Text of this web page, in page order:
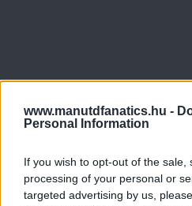
www.manutdfanatics.hu -
Personal Information
If you wish to opt-out of the
processing of your personal or
targeted advertising by us,